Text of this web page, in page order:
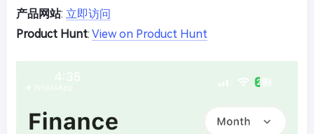
产品网站: 立即访问
Product Hunt: View on Product Hunt